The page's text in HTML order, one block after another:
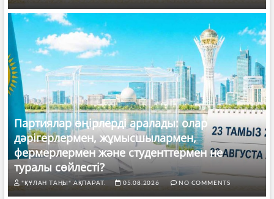
Партиялар өңірлерді аралады: олар
дәрігерлермен, жұмысшылармен,
фермерлермен және студенттермен не
туралы сөйлесті?
"ҚҰЛАН ТАҢЫ" АҚПАРАТ. 05.08.2026 NO COMMENTS